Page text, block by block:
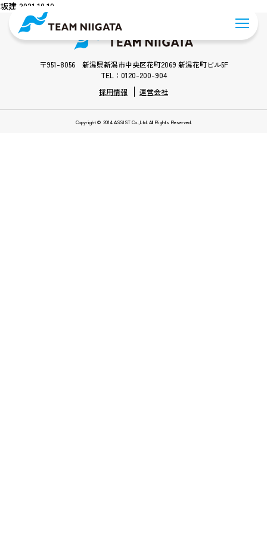
坂建 2021.10.19
〒951-8056 新潟県新潟市中央区花町2069 新潟花町ビル5F
TEL：0120-200-904
採用情報
運営会社
Copyright © 2014 ASSIST Co.,Ltd. All Rights Reserved.